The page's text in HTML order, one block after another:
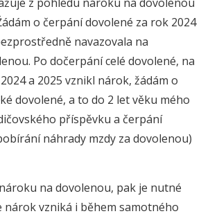
o čerpání dovolené za rok 2024
navazovala na
Po dočerpání celé dovolené, na
a 2025 vznikl nárok, žádám o
dovolené, a to do 2 let věku mého
příspěvku a čerpání
náhrady mzdy za dovolenou)
na dovolenou, pak je nutné
nárok vzniká i během samotného